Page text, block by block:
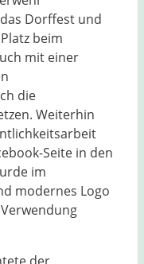
Dorffest und
beim
mit einer
die
Weiterhin
Seite in den
im
modernes Logo